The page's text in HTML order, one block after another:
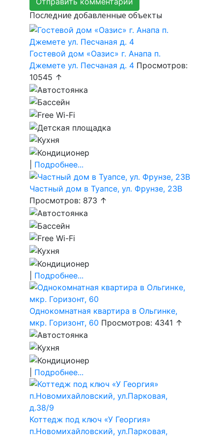
Последние добавленные объекты
Гостевой дом «Оазис» г. Анапа п.
Джемете ул. Песчаная д. 4 Просмотров:
10545 ↑
Подробнее...
Частный дом в Туапсе, ул. Фрунзе, 23В
Просмотров: 873 ↑
Подробнее...
Однокомнатная квартира в Ольгинке,
мкр. Горизонт, 60 Просмотров: 4341 ↑
Подробнее...
Коттедж под ключ «У Георгия»
п.Новомихайловский, ул.Парковая,